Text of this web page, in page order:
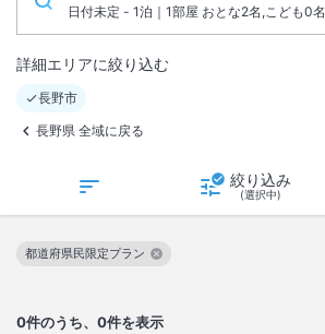
日付未定 - 1泊｜1部屋 おとな2名,こども0名
詳細エリアに絞り込む
長野市
長野県 全域に戻る
絞り込み
(選択中)
0件のうち、0件を表示
都道府県民限定プラン
この絞り込み条件を解除